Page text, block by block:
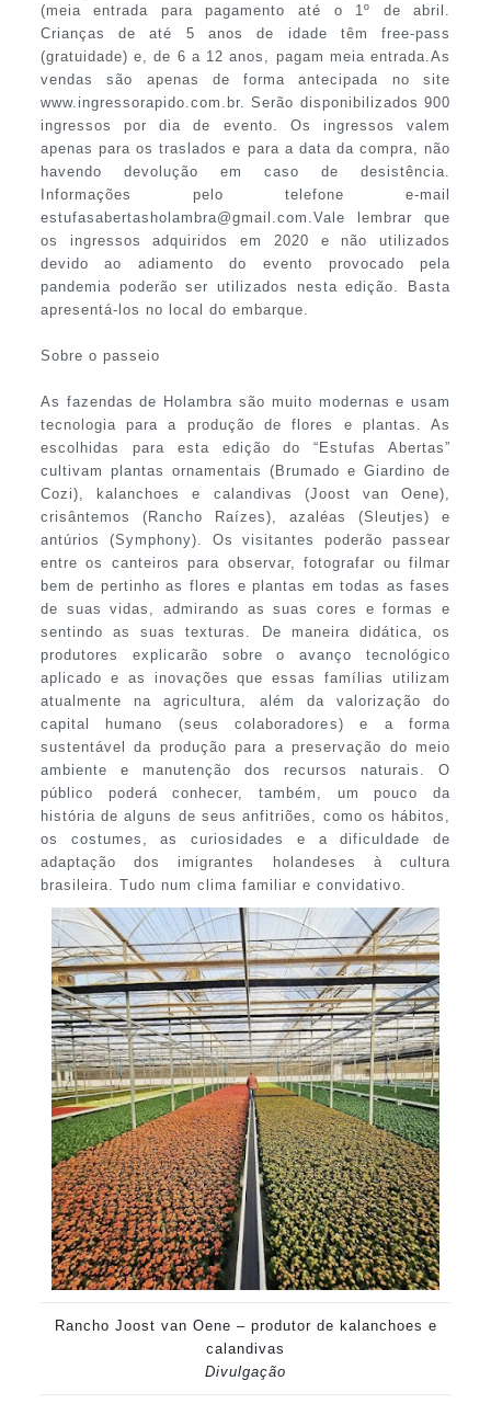
(meia entrada para pagamento até o 1º de abril.
Crianças de até 5 anos de idade têm free-pass
(gratuidade) e, de 6 a 12 anos, pagam meia entrada.As
vendas são apenas de forma antecipada no site
www.ingressorapido.com.br. Serão disponibilizados 900
ingressos por dia de evento. Os ingressos valem
apenas para os traslados e para a data da compra, não
havendo devolução em caso de desistência.
Informações pelo telefone e-mail
estufasabertasholambra@gmail.com.Vale lembrar que
os ingressos adquiridos em 2020 e não utilizados
devido ao adiamento do evento provocado pela
pandemia poderão ser utilizados nesta edição. Basta
apresentá-los no local do embarque.
Sobre o passeio
As fazendas de Holambra são muito modernas e usam
tecnologia para a produção de flores e plantas. As
escolhidas para esta edição do “Estufas Abertas”
cultivam plantas ornamentais (Brumado e Giardino de
Cozi), kalanchoes e calandivas (Joost van Oene),
crisântemos (Rancho Raízes), azaléas (Sleutjes) e
antúrios (Symphony). Os visitantes poderão passear
entre os canteiros para observar, fotografar ou filmar
bem de pertinho as flores e plantas em todas as fases
de suas vidas, admirando as suas cores e formas e
sentindo as suas texturas. De maneira didática, os
produtores explicarão sobre o avanço tecnológico
aplicado e as inovações que essas famílias utilizam
atualmente na agricultura, além da valorização do
capital humano (seus colaboradores) e a forma
sustentável da produção para a preservação do meio
ambiente e manutenção dos recursos naturais. O
público poderá conhecer, também, um pouco da
história de alguns de seus anfitriões, como os hábitos,
os costumes, as curiosidades e a dificuldade de
adaptação dos imigrantes holandeses à cultura
brasileira. Tudo num clima familiar e convidativo.
Rancho Joost van Oene – produtor de kalanchoes e
calandivas
Divulgação